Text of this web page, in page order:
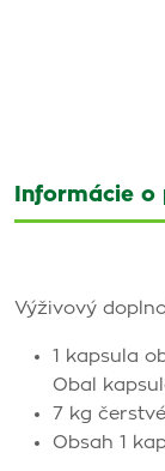
Informácie
Výživový
1 kapsula
Obal
7 kg
Obsah 1